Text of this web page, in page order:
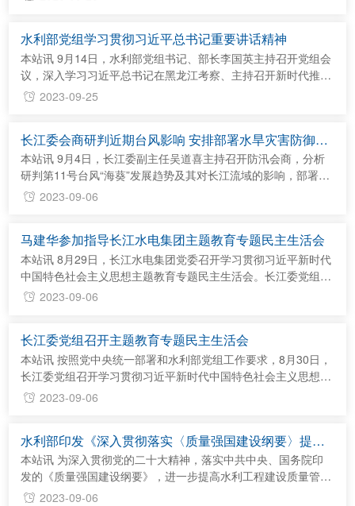
体系，推动农村供水高质量发展。要因地制宜、分类施策，以县
域为单元，优先推进城乡供水一体化、集中供水规模化工程建
设，最大程...
水利部党组学习贯彻习近平总书记重要讲话精神
本站讯 9月14日，水利部党组书记、部长李国英主持召开党组会
议，深入学习习近平总书记在黑龙江考察、主持召开新时代推动
东北全面振兴座谈会时的重要讲话精神，研究部署贯彻落实工
质量发展这个首要任务和构建新发展格局这个战略任务，加快建
设东北现代化水利基础设施体系，积极推动重大水利工程建设，
实施河湖...
2023-09-25
长江委会商研判近期台风影响 安排部署水旱灾害防御工
作
本站讯 9月4日，长江委副主任吴道喜主持召开防汛会商，分析
研判第11号台风“海葵”发展趋势及其对长江流域的影响，部署台
风降雨防范及流域水库调度等水旱灾害防御工作。 据水文气象
公里左右的速度向西偏北方向移动,逐渐向闽粤交界一带沿海靠
近，并将于 5 日上午在福建漳浦至广东惠来一带沿海登陆（热带
风暴...
2023-09-06
马建华参加指导长江水电集团主题教育专题民主生活会
本站讯 8月29日，长江水电集团党委召开学习贯彻习近平新时代
中国特色社会主义思想主题教育专题民主生活会。长江委党组书
记、主任马建华到会指导并讲话。 马建华指出，委党组班子成
验，必须予以坚持。 在认真听取对照检查发言后，马建华指
出，长江水电集团党委专题民主生活会紧扣主题、会风务实，一
是会前准...
2023-09-06
长江委党组召开主题教育专题民主生活会
本站讯 按照党中央统一部署和水利部党组工作要求，8月30日，
长江委党组召开学习贯彻习近平新时代中国特色社会主义思想主
题教育专题民主生活会。 水利部主题教育第一巡回指导组组长
别作对照检查。 为开好这次专题民主生活会，长江委党组研究
制定工作方案，认真开展集中学习和个人自学，深入开展谈心谈
话，结...
2023-09-06
水利部印发《深入贯彻落实〈质量强国建设纲要〉提升
水利工程建设质量的实施意见》
本站讯 为深入贯彻党的二十大精神，落实中共中央、国务院印
发的《质量强国建设纲要》，进一步提高水利工程建设质量管理
水平，推动新阶段水利高质量发展，近日，水利部印发《深入贯
2023-09-06